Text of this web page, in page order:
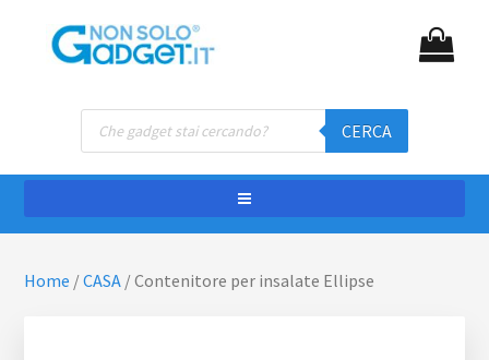
contenuto
NON SOLO GADGET
Gadget personalizzati
Ricerca
prodotti
CERCA
Home /CASA /Contenitore per insalate Ellipse